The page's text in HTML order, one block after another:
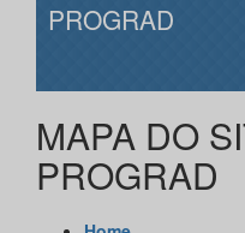
PROGRAD
MAPA DO
PROGRAD